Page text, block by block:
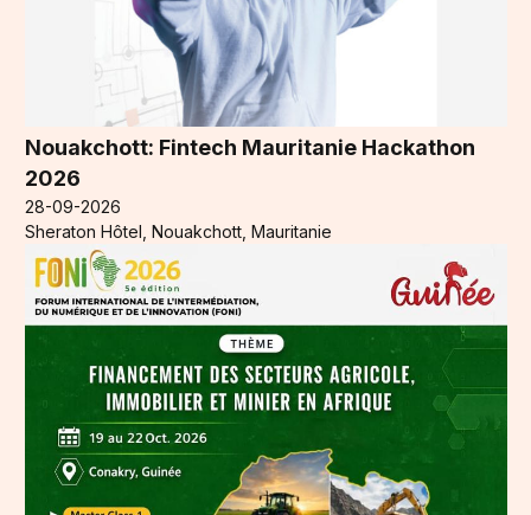
Nouakchott: Fintech Mauritanie Hackathon
2026
28-09-2026
Sheraton Hôtel, Nouakchott, Mauritanie